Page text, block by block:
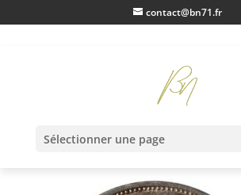
contact@bn71.fr
Sélectionner une page
IMG_0458